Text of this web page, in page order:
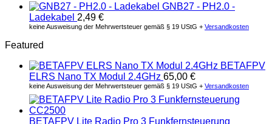
GNB27 - PH2.0 -
Ladekabel 2,49 €
keine Ausweisung der Mehrwertsteuer gemäß § 19 UStG + Versandkosten
Featured
BETAFPV
ELRS Nano TX Modul 2.4GHz 65,00 €
keine Ausweisung der Mehrwertsteuer gemäß § 19 UStG + Versandkosten
BETAFPV Lite Radio Pro 3 Funkfernsteuerung